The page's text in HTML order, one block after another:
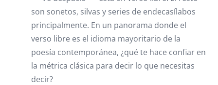
son sonetos, silvas y series de endecasílabos
principalmente. En un panorama donde el
verso libre es el idioma mayoritario de la
poesía contemporánea, ¿qué te hace confiar en
la métrica clásica para decir lo que necesitas
decir?